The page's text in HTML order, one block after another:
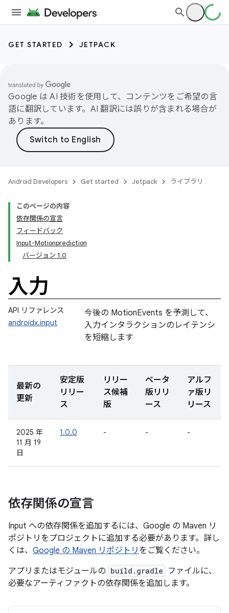
GET STARTED JETPACK
Google は AI 技術を使用して、コンテンツをご希望の言
語に翻訳しています。AI 翻訳には誤りが含まれる場合が
あります。
Android Developers Get started Jetpack ライブラリ
このページの内容
依存関係の宣言
フィードバック
Input-Motionprediction
バージョン 1.0
入力
API リファレンス
androidx.input
今後の MotionEvents を予測して、
入力インタラクションのレイテンシ
を短縮します
最新の
更新
安定版
リリー
ス
リリー
ス候補
版
ベータ
版リリ
ース
アルフ
ァ版リ
リース
2025 年
11 月 19
日
1.0.0 - - -
依存関係の宣言
Input への依存関係を追加するには、Google の Maven リ
ポジトリをプロジェクトに追加する必要があります。詳し
くは、 Google の Maven リポジトリ をご覧ください。
アプリまたはモジュールの build.gradle
ファイルに、
必要なアーティファクトの依存関係を追加します。